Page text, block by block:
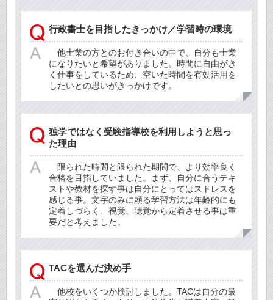
行政書士を目指したきっかけ／学習時の環境
他士業の方とのお付き合いの中で、自分も士業
になりたいと希望がありました。時間に自由がき
く仕事をしているため、空いた時間を有効活用を
したいとの思いがきっかけです。
独学ではなく受験指導校を利用しようと思っ
た理由
限られた時間と限られた期間で、より効率良く
合格を目指していました。まず、自分に合うテキ
ストや教材を探す事は自分にとってはストレスを
感じる事。文字のみに頼る学習方法は年齢的にも
定着しづらく、視覚、聴覚から定着させる事は重
要だと考えました。
TACを選んだ決め手
他校をいくつか検討しました。TACは自分の最